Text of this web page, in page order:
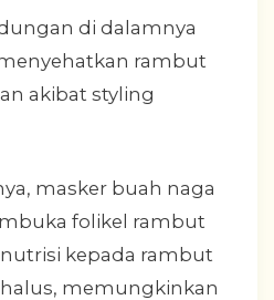
di dalamnya
rambut
akibat styling
masker buah naga
folikel rambut
kepada rambut
memungkinkan